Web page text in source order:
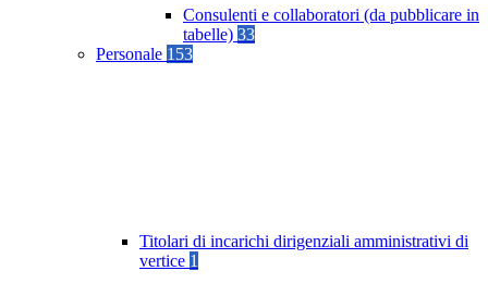
Consulenti e collaboratori (da pubblicare in
tabelle) 33
Personale 153
Titolari di incarichi dirigenziali amministrativi di
vertice 1